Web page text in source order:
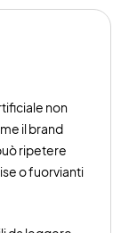
non
il brand
ripetere
o fuorvianti